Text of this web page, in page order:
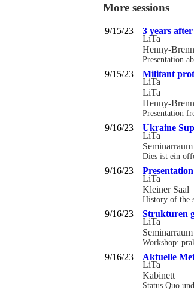
More sessions
9/15/23 3 years
LiTa
Henny-
Presentation
9/15/23 Militant
LiTa
LiTa
Henny-
Presentation
9/16/23 Ukraine
LiTa
Seminarraum
Dies ist ein
9/16/23
LiTa
Kleiner Saal
History of the
9/16/23 Strukturen
LiTa
Seminarraum
Workshop:
9/16/23 Aktuelle
LiTa
Kabinett
Status Quo